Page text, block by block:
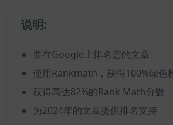
说明:
要在Google上排名您的文章
使用Rankmath，获得100%绿色
获得高达82%的Rank Math分数
为2024年的文章提供排名支持